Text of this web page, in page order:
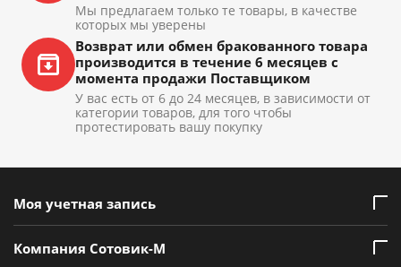
Мы предлагаем только те товары, в качестве
которых мы уверены
Возврат или обмен бракованного товара
производится в течение 6 месяцев с
момента продажи Поставщиком
У вас есть от 6 до 24 месяцев, в зависимости от
категории товаров, для того чтобы
протестировать вашу покупку
Моя учетная запись
Компания Сотовик-М